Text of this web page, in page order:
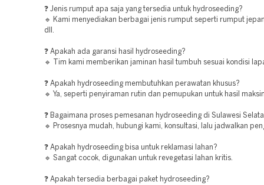
❓ Jenis rumput apa saja yang tersedia untuk hydroseeding?
🔹 Kami menyediakan berbagai jenis rumput seperti rumput
dll.
❓ Apakah ada garansi hasil hydroseeding?
🔹 Tim kami memberikan jaminan hasil tumbuh sesuai kondisi
❓ Apakah hydroseeding membutuhkan perawatan khusus?
🔹 Ya, seperti penyiraman rutin dan pemupukan untuk hasil
❓ Bagaimana proses pemesanan hydroseeding di Sulawesi
🔹 Prosesnya mudah, hubungi kami, konsultasi, lalu jadwalkan
❓ Apakah hydroseeding bisa untuk reklamasi lahan?
🔹 Sangat cocok, digunakan untuk revegetasi lahan kritis.
❓ Apakah tersedia berbagai paket hydroseeding?